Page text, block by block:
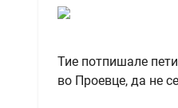
Тие потпишале
во Проевце, да не